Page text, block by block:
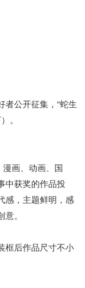
者公开征集，“蛇生
。
漫画、动画、国
中获奖的作品投
感，主题鲜明，感
。
框后作品尺寸不小